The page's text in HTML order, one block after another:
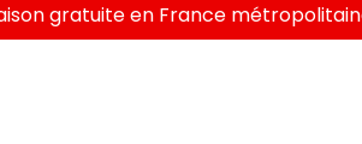
gratuite en France